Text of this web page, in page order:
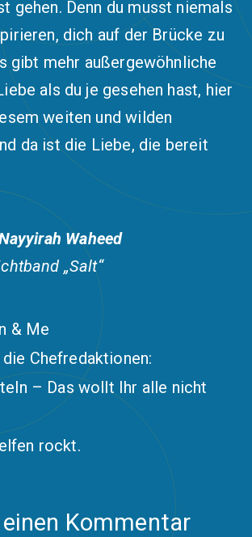
gehen. Denn du musst niemals
dich auf der Brücke zu
gibt mehr außergewöhnliche
als du je gesehen hast, hier
weiten und wilden
da ist die Liebe, die bereit
Waheed
„Salt“
& Me
Chefredaktionen:
– Das wollt Ihr alle nicht
rockt.
Kommentar